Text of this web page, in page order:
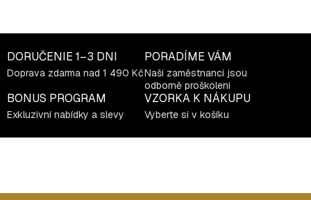
ý
p
i
s
DORUČENIE 1–3 DNI
Doprava zdarma nad 1 490 Kč
PORADÍME VÁM
Naši zaměstnanci jsou
odborně proškoleni
BONUS PROGRAM
Exkluzivní nabídky a slevy
VZORKA K NÁKUPU
Vyberte si v košíku